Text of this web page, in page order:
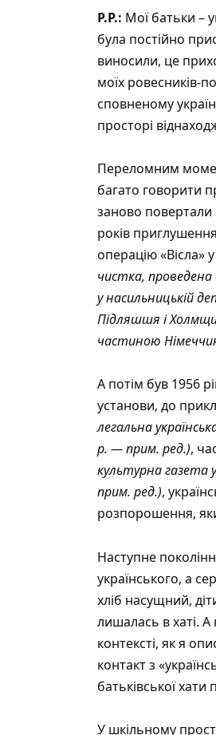
Р.Р.: Мої батьки –
була постійно
виносили, це
моїх ровесників-
сповненому
просторі
Переломним
багато говорити
заново повертали
років
операцію «Вісла»
чистка, проведена
у насильницькій
Підляшшя і
частиною
А потім був 1956
установи, до
легальна
р. — прим. ред.),
культурна газета
прим. ред.),
розпорошення,
Наступне
українського, а
хліб насущний,
лишалась в хаті. А
контексті, як я
контакт з
батьківської хати
У шкільному